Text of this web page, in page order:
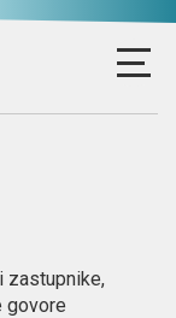
zastupnike,
govore